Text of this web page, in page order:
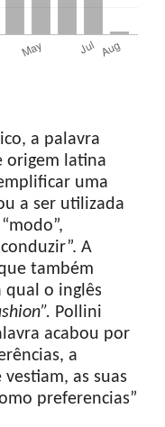
a palavra
origem latina
uma
a ser utilizada
A
também
qual o inglês
”. Pollini
acabou por
a
as suas
preferencias”